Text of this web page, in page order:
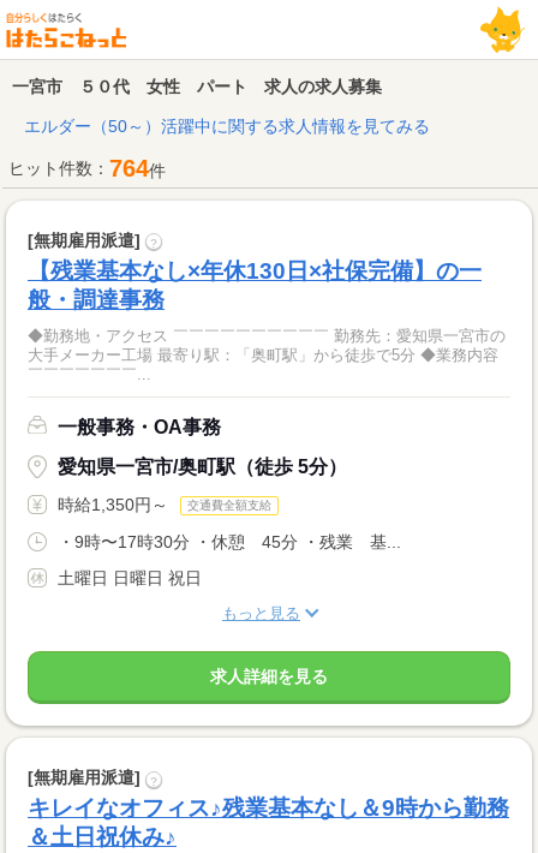
一宮市 ５０代 女性 パート 求人の求人募集
エルダー（50～）活躍中に関する求人情報を見てみる
ヒット件数： 764件
[無期雇用派遣] ?
【残業基本なし×年休130日×社保完備】の一
般・調達事務
◆勤務地・アクセス ￣￣￣￣￣￣￣￣￣￣ 勤務先：愛知県一宮市の
大手メーカー工場 最寄り駅：「奥町駅」から徒歩で5分 ◆業務内容
￣￣￣￣￣￣￣...
一般事務・OA事務
愛知県一宮市/奥町駅（徒歩 5分）
時給1,350円～ 交通費全額支給
・9時〜17時30分 ・休憩 45分 ・残業 基...
土曜日 日曜日 祝日
もっと見る
求人詳細を見る
[無期雇用派遣] ?
キレイなオフィス♪残業基本なし＆9時から勤務
＆土日祝休み♪